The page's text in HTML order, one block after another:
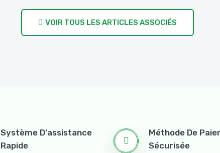
VOIR TOUS LES ARTICLES ASSOCIÉS
Système D'assistance
Rapide
Méthode De
Sécurisée